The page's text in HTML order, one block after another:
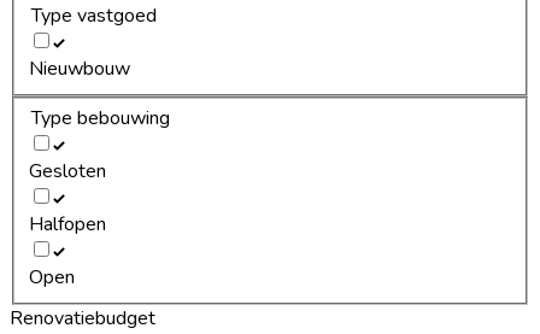
Type vastgoed
Nieuwbouw
Type bebouwing
Gesloten
Halfopen
Open
Renovatiebudget